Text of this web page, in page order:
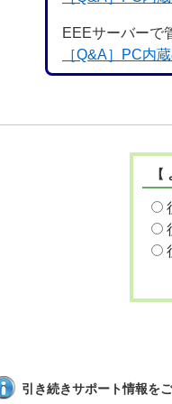
EEEサーバーで
［Q&A］PC内
引き続きサポート情報を